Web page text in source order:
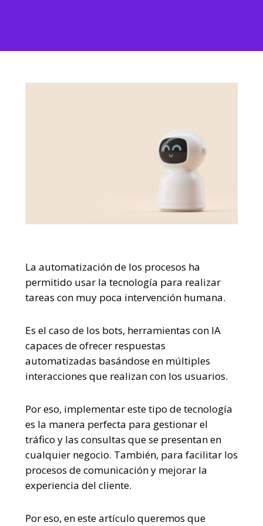
La automatización de los procesos ha
permitido usar la tecnología para realizar
tareas con muy poca intervención humana.
Es el caso de los bots, herramientas con IA
capaces de ofrecer respuestas
automatizadas basándose en múltiples
interacciones que realizan con los usuarios.
Por eso, implementar este tipo de tecnología
es la manera perfecta para gestionar el
tráfico y las consultas que se presentan en
cualquier negocio. También, para facilitar los
procesos de comunicación y mejorar la
experiencia del cliente.
Por eso, en este artículo queremos que